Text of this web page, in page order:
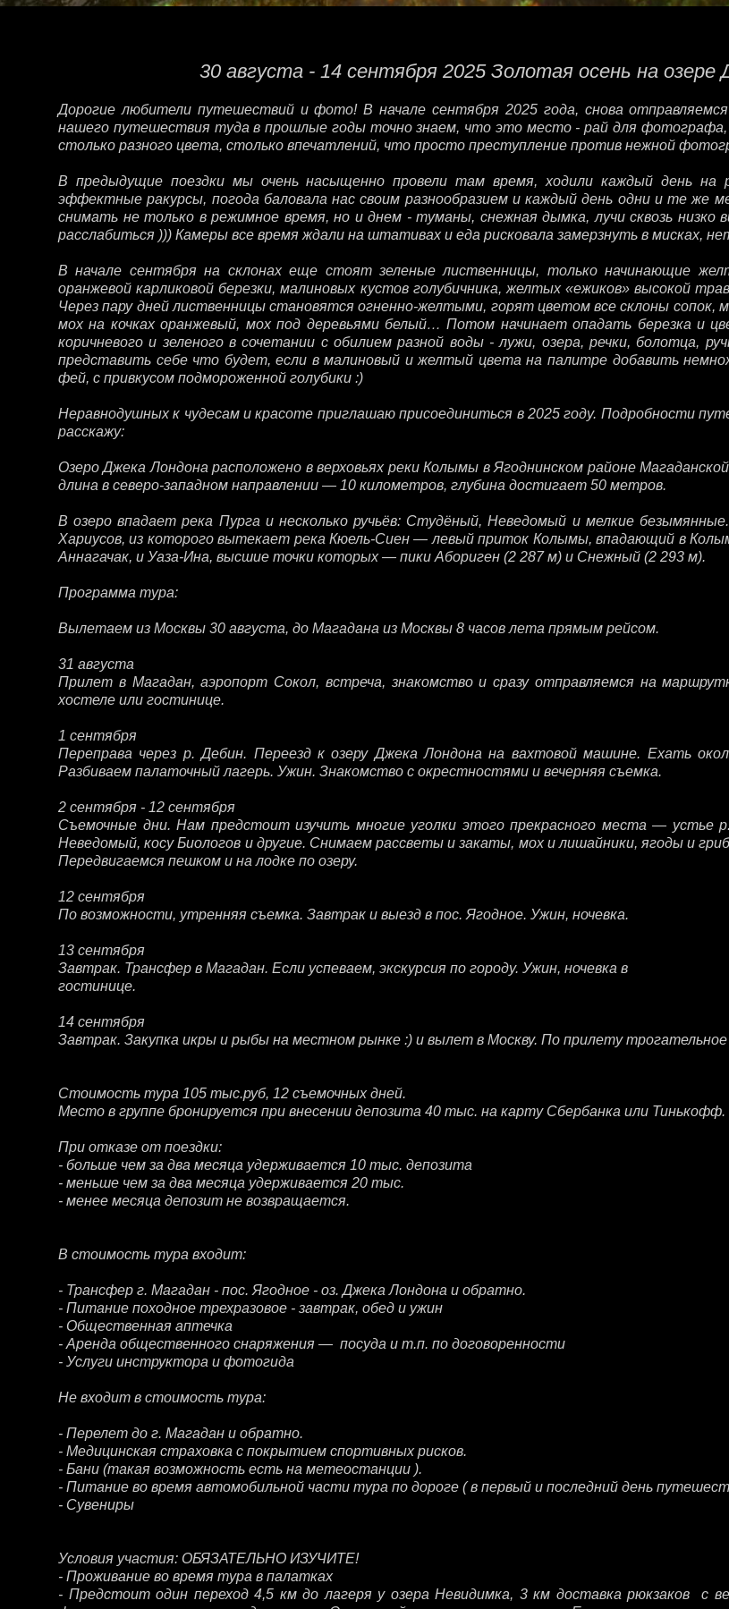
30 августа - 14 сентября 2025 Золотая осень на озере
Дорогие любители путешествий и фото! В начале сентября 2025 года, снова
нашего путешествия туда в прошлые годы точно знаем, что это место - рай для
столько разного цвета, столько впечатлений, что просто преступление против нежной
В предыдущие поездки мы очень насыщенно провели там время, ходили каждый день на
эффектные ракурсы, погода баловала нас своим разнообразием и каждый день одни и те же
снимать не только в режимное время, но и днем - туманы, снежная дымка, лучи сквозь низко
расслабиться ))) Камеры все время ждали на штативах и еда рисковала замерзнуть в мисках,
В начале сентября на склонах еще стоят зеленые лиственницы, только начинающие
оранжевой карликовой березки, малиновых кустов голубичника, желтых «ежиков» высокой
Через пару дней лиственницы становятся огненно-желтыми, горят цветом все склоны сопок,
мох на кочках оранжевый, мох под деревьями белый… Потом начинает опадать березка и
коричневого и зеленого в сочетании с обилием разной воды - лужи, озера, речки, болотца,
представить себе что будет, если в малиновый и желтый цвета на палитре добавить
фей, с привкусом подмороженной голубики :)
Неравнодушных к чудесам и красоте приглашаю присоединиться в 2025 году. Подробности
расскажу:
Озеро Джека Лондона расположено в верховьях реки Колымы в Ягоднинском районе
длина в северо-западном направлении — 10 километров, глубина достигает 50 метров.
В озеро впадает река Пурга и несколько ручьёв: Студёный, Неведомый и мелкие
Хариусов, из которого вытекает река Кюель-Сиен — левый приток Колымы, впадающий в
Аннагачак, и Уаза-Ина, высшие точки которых — пики Абориген (2 287 м) и Снежный (2 293 м).
Программа тура:
Вылетаем из Москвы 30 августа, до Магадана из Москвы 8 часов лета прямым рейсом.
31 августа
Прилет в Магадан, аэропорт Сокол, встреча, знакомство и сразу отправляемся на
хостеле или гостинице.
1 сентября
Переправа через р. Дебин. Переезд к озеру Джека Лондона на вахтовой машине. Ехать
Разбиваем палаточный лагерь. Ужин. Знакомство с окрестностями и вечерняя съемка.
2 сентября - 12 сентября
Съемочные дни. Нам предстоит изучить многие уголки этого прекрасного места — устье
Неведомый, косу Биологов и другие. Снимаем рассветы и закаты, мох и лишайники, ягоды и
Передвигаемся пешком и на лодке по озеру.
12 сентября
По возможности, утренняя съемка. Завтрак и выезд в пос. Ягодное. Ужин, ночевка.
13 сентября
Завтрак. Трансфер в Магадан. Если успеваем, экскурсия по городу. Ужин, ночевка в
гостинице.
14 сентября
Завтрак. Закупка икры и рыбы на местном рынке :) и вылет в Москву. По прилету трогательное
Стоимость тура 105 тыс.руб, 12 съемочных дней.
Место в группе бронируется при внесении депозита 40 тыс. на карту Сбербанка или Тинькофф.
При отказе от поездки:
- больше чем за два месяца удерживается 10 тыс. депозита
- меньше чем за два месяца удерживается 20 тыс.
- менее месяца депозит не возвращается.
В стоимость тура входит:
- Трансфер г. Магадан - пос. Ягодное - оз. Джека Лондона и обратно.
- Питание походное трехразовое - завтрак, обед и ужин
- Общественная аптечка
- Аренда общественного снаряжения — посуда и т.п. по договоренности
- Услуги инструктора и фотогида
Не входит в стоимость тура:
- Перелет до г. Магадан и обратно.
- Медицинская страховка с покрытием спортивных рисков.
- Бани (такая возможность есть на метеостанции ).
- Питание во время автомобильной части тура по дороге ( в первый и последний день
- Сувениры
Условия участия: ОБЯЗАТЕЛЬНО ИЗУЧИТЕ!
- Проживание во время тура в палатках
- Предстоит один переход 4,5 км до лагеря у озера Невидимка, 3 км доставка рюкзаков с